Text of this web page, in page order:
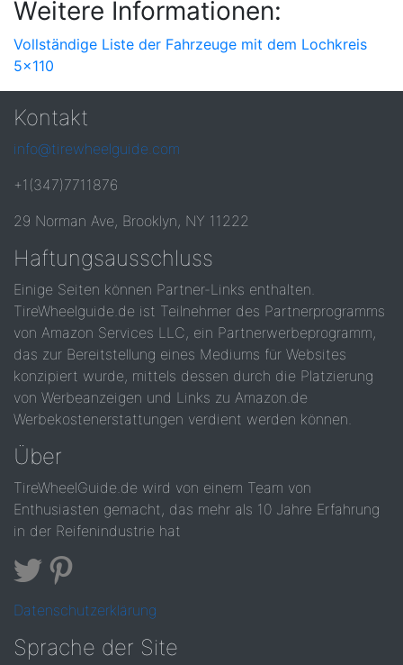
Weitere Informationen:
Vollständige Liste der Fahrzeuge mit dem Lochkreis
5x110
Kontakt
info@tirewheelguide.com
+1(347)7711876
29 Norman Ave, Brooklyn, NY 11222
Haftungsausschluss
Einige Seiten können Partner-Links enthalten.
TireWheelguide.de ist Teilnehmer des Partnerprogramms
von Amazon Services LLC, ein Partnerwerbeprogramm,
das zur Bereitstellung eines Mediums für Websites
konzipiert wurde, mittels dessen durch die Platzierung
von Werbeanzeigen und Links zu Amazon.de
Werbekostenerstattungen verdient werden können.
Über
TireWheelGuide.de wird von einem Team von
Enthusiasten gemacht, das mehr als 10 Jahre Erfahrung
in der Reifenindustrie hat
Datenschutzerklärung
Sprache der Site